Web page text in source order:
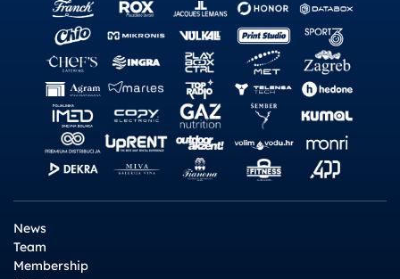
News
Team
Membership